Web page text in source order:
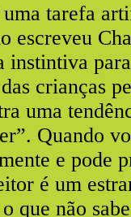
tarefa
escreveu
instintiva
crianças
uma
Quando
e pode
é um
que não